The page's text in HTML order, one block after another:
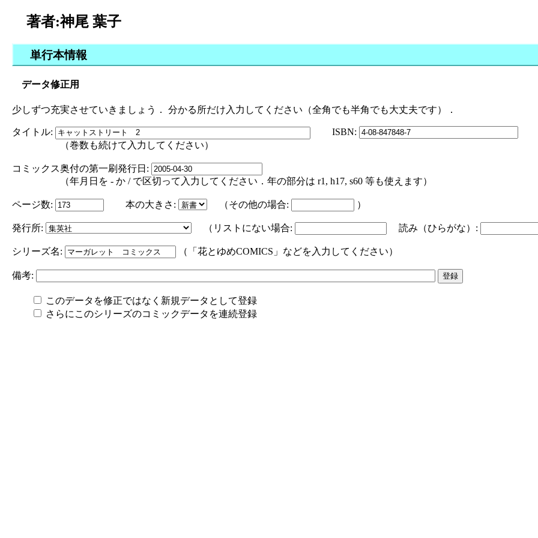
著者:神尾 葉子
単行本情報
データ修正用
少しずつ充実させていきましょう． 分かる所だけ入力してください（全角でも半角でも大丈夫です）．
タイトル:
ISBN:
（巻数も続けて入力してください）
コミックス奥付の第一刷発行日:
（年月日を - か / で区切って入力してください．年の部分は r1, h17, s60 等も使えます）
ページ数: 本の大きさ: （その他の場合: ）
発行所: （リストにない場合: 読み（ひらがな）:
シリーズ名: （「花とゆめCOMICS」などを入力してください）
備考:
このデータを修正ではなく新規データとして登録
さらにこのシリーズのコミックデータを連続登録